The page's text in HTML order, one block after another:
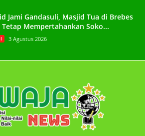
Jami Gandasuli, Masjid Tua di Brebes
Tetap Mempertahankan Soko...
3 Agustus 2026